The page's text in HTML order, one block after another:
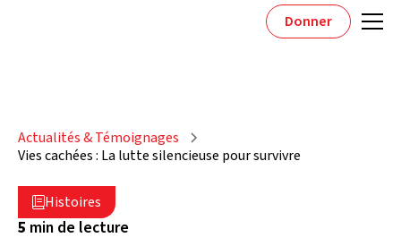
Donner
Actualités & Témoignages
Vies cachées : La lutte silencieuse pour survivre
 Histoires
5 min de lecture